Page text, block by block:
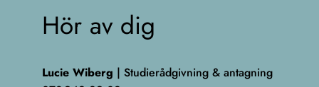
Hör av dig
Lucie Wiberg | Studierådgivning & antagning